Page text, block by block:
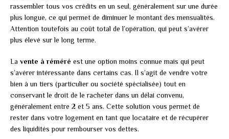
rassembler tous vos crédits en un seul, généralement sur une durée
plus longue, ce qui permet de diminuer le montant des mensualités.
Attention toutefois au coût total de l’opération, qui peut s’avérer
plus élevé sur le long terme.
La vente à réméré est une option moins connue mais qui peut
s’avérer intéressante dans certains cas. Il s’agit de vendre votre
bien à un tiers (particulier ou société spécialisée) tout en
conservant le droit de le racheter dans un délai convenu,
généralement entre 2 et 5 ans. Cette solution vous permet de
rester dans votre logement en tant que locataire et de récupérer
des liquidités pour rembourser vos dettes.